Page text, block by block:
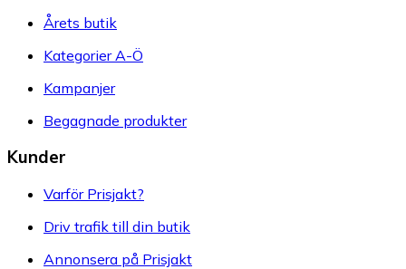
Årets butik
Kategorier A-Ö
Kampanjer
Begagnade produkter
Kunder
Varför Prisjakt?
Driv trafik till din butik
Annonsera på Prisjakt